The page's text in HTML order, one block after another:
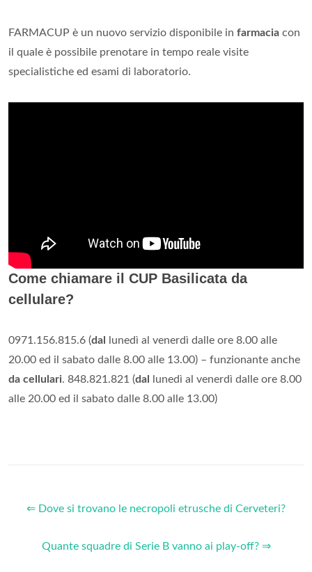
FARMACUP è un nuovo servizio disponibile in farmacia con
il quale è possibile prenotare in tempo reale visite
specialistiche ed esami di laboratorio.
Come chiamare il CUP Basilicata da
cellulare?
0971.156.815.6 (dal
lunedì al venerdì dalle ore 8.00 alle
20.00 ed il sabato dalle 8.00 alle 13.00) – funzionante anche
da cellulari. 848.821.821 (dal
lunedì al venerdì dalle ore 8.00
alle 20.00 ed il sabato dalle 8.00 alle 13.00)
⇐ Dove si trovano le necropoli etrusche di Cerveteri?
Quante squadre di Serie B vanno ai play-off? ⇒